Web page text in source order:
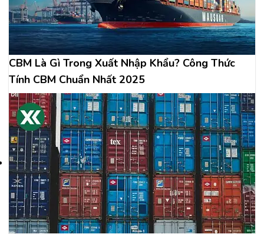
CBM Là Gì Trong Xuất Nhập Khẩu? Công Thức
Tính CBM Chuẩn Nhất 2025